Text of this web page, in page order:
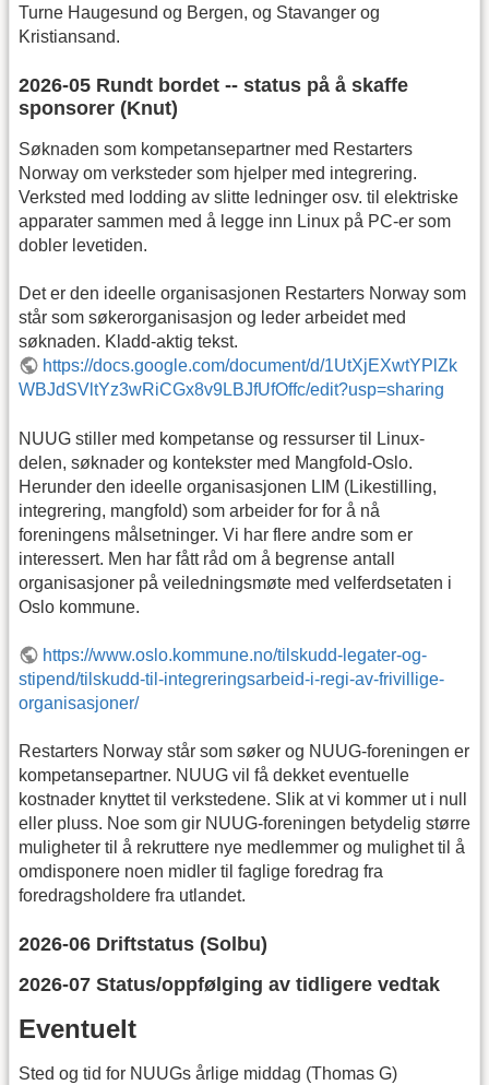
Turne Haugesund og Bergen, og Stavanger og
Kristiansand.
2026-05 Rundt bordet -- status på å skaffe
sponsorer (Knut)
Søknaden som kompetansepartner med Restarters
Norway om verksteder som hjelper med integrering.
Verksted med lodding av slitte ledninger osv. til elektriske
apparater sammen med å legge inn Linux på PC-er som
dobler levetiden.
Det er den ideelle organisasjonen Restarters Norway som
står som søkerorganisasjon og leder arbeidet med
søknaden. Kladd-aktig tekst.
https://docs.google.com/document/d/1UtXjEXwtYPlZk
WBJdSVltYz3wRiCGx8v9LBJfUfOffc/edit?usp=sharing
NUUG stiller med kompetanse og ressurser til Linux-
delen, søknader og kontekster med Mangfold-Oslo.
Herunder den ideelle organisasjonen LIM (Likestilling,
integrering, mangfold) som arbeider for for å nå
foreningens målsetninger. Vi har flere andre som er
interessert. Men har fått råd om å begrense antall
organisasjoner på veiledningsmøte med velferdsetaten i
Oslo kommune.
https://www.oslo.kommune.no/tilskudd-legater-og-
stipend/tilskudd-til-integreringsarbeid-i-regi-av-frivillige-
organisasjoner/
Restarters Norway står som søker og NUUG-foreningen er
kompetansepartner. NUUG vil få dekket eventuelle
kostnader knyttet til verkstedene. Slik at vi kommer ut i null
eller pluss. Noe som gir NUUG-foreningen betydelig større
muligheter til å rekruttere nye medlemmer og mulighet til å
omdisponere noen midler til faglige foredrag fra
foredragsholdere fra utlandet.
2026-06 Driftstatus (Solbu)
2026-07 Status/oppfølging av tidligere vedtak
Eventuelt
Sted og tid for NUUGs årlige middag (Thomas G)